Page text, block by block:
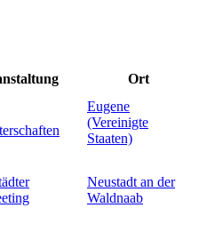
Ort
Eugene
(Vereinigte
Staaten)
Neustadt an der
Waldnaab